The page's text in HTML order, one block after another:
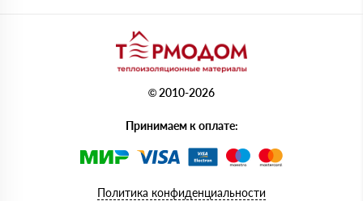
© 2010-2026
Принимаем к оплате:
Политика конфиденциальности